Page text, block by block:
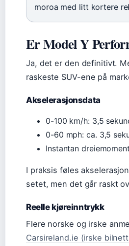
moroa med litt kortere
Er Model Y
Ja, det er den definitivt.
raskeste SUV-ene på
Akselerasjonsdata
0-100 km/h: 3,5
0-60 mph: ca. 3,5
Instantan
I praksis føles
setet, men det går raskt
Reelle kjøreinntrykk
Flere norske og irske
Carsireland.ie (irske